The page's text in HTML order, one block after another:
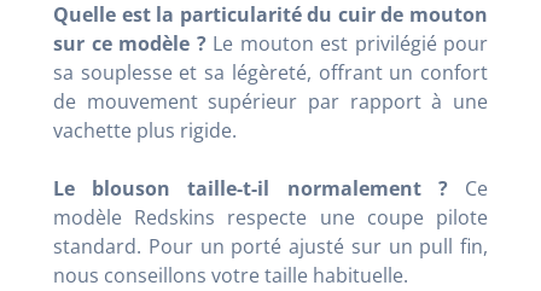
Quelle est la particularité du cuir de mouton
sur ce modèle ?Le mouton est privilégié pour
sa souplesse et sa légèreté, offrant un confort
de mouvement supérieur par rapport à une
vachette plus rigide.
Le blouson taille-t-il normalement ?Ce
modèle Redskins respecte une coupe pilote
standard. Pour un porté ajusté sur un pull fin,
nous conseillons votre taille habituelle.